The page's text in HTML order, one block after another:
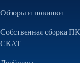
Обзоры и новинки
Собственная сборка ПК
СКАТ